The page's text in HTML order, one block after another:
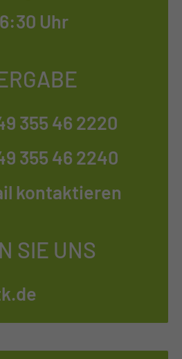
Uhr
355 46 2220
355 46 2240
kontaktieren
SIE UNS